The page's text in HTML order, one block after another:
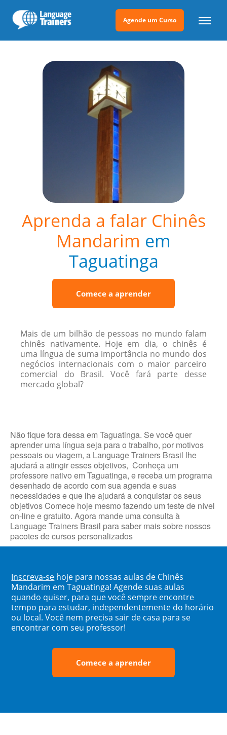
Agende um Curso
Aprenda a falar Chinês
Mandarim em
Taguatinga
Comece a aprender
Mais de um bilhão de pessoas no mundo falam
chinês nativamente. Hoje em dia, o chinês é
uma língua de suma importância no mundo dos
negócios internacionais com o maior parceiro
comercial do Brasil. Você fará parte desse
mercado global?
Não fique fora dessa em Taguatinga. Se você quer
aprender uma língua seja para o trabalho, por motivos
pessoais ou viagem, a Language Trainers Brasil lhe
ajudará a atingir esses objetivos, Conheça um
professore nativo em Taguatinga, e receba um programa
desenhado de acordo com sua agenda e suas
necessidades e que lhe ajudará a conquistar os seus
objetivos Comece hoje mesmo fazendo um teste de nível
on-line e gratuito. Agora mande uma consulta à
Language Trainers Brasil para saber mais sobre nossos
pacotes de cursos personalizados
Inscreva-se hoje para nossas aulas de Chinês
Mandarim em Taguatinga! Agende suas aulas
quando quiser, para que você sempre encontre
tempo para estudar, independentemente do horário
ou local. Você nem precisa sair de casa para se
encontrar com seu professor!
Comece a aprender